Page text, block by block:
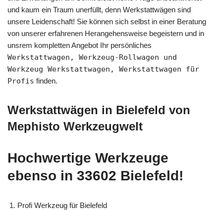
und kaum ein Traum unerfüllt, denn Werkstattwägen sind
unsere Leidenschaft! Sie können sich selbst in einer Beratung
von unserer erfahrenen Herangehensweise begeistern und in
unsrem kompletten Angebot Ihr persönliches
Werkstattwagen, Werkzeug-Rollwagen und
Werkzeug Werkstattwagen, Werkstattwagen für
Profis finden.
Werkstattwägen in Bielefeld von
Mephisto Werkzeugwelt
Hochwertige Werkzeuge
ebenso in 33602 Bielefeld!
Profi Werkzeug für Bielefeld